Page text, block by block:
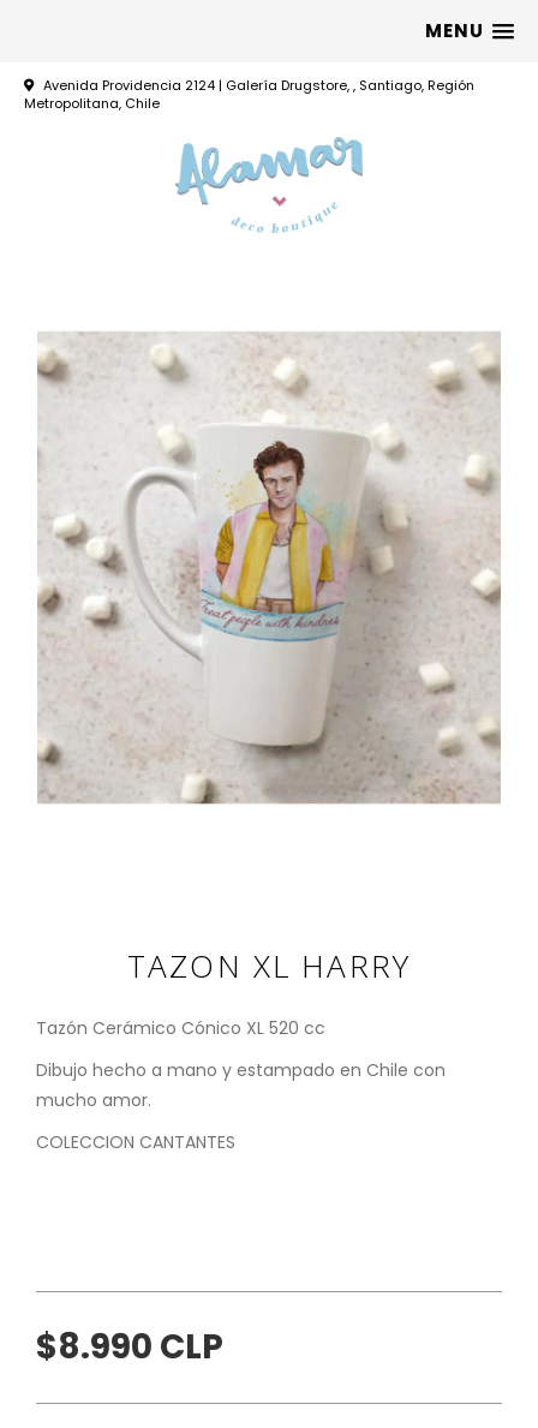
MENU
Avenida Providencia 2124 | Galería Drugstore, , Santiago, Región
Metropolitana, Chile
TAZON XL HARRY
Tazón Cerámico Cónico XL 520 cc
Dibujo hecho a mano y estampado en Chile con
mucho amor.
COLECCION CANTANTES
$8.990 CLP